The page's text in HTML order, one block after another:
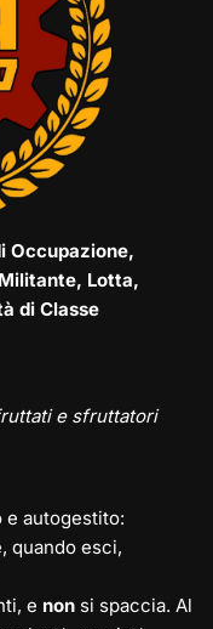
Occupazione,
Lotta,
di Classe
e sfruttatori
e autogestito:
quando esci,
e non si spaccia. Al